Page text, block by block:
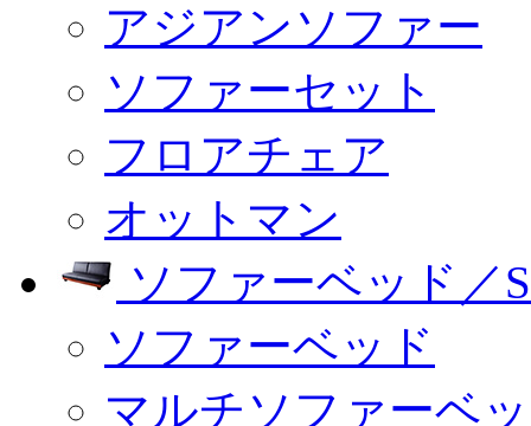
アジアンソファー
ソファーセット
フロアチェア
オットマン
ソファーベッド／
ソファーベッド
マルチソファーベ